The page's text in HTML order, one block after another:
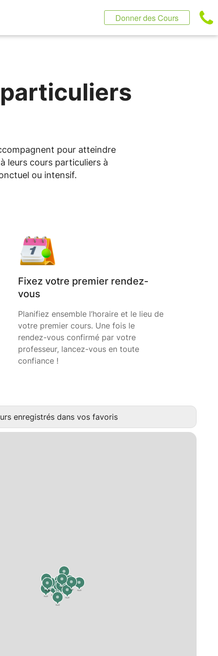
Donner des Cours
pour atteindre
leurs cours particuliers à
ou intensif.
Fixez votre premier rendez-
vous
Planifiez ensemble l’horaire et le lieu de
votre premier cours. Une fois le
rendez-vous confirmé par votre
professeur, lancez-vous en toute
confiance !
enregistrés dans vos favoris